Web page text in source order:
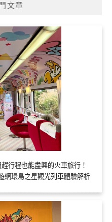
文章
行程也能盡興的火車旅行！
網環島之星觀光列車體驗解析